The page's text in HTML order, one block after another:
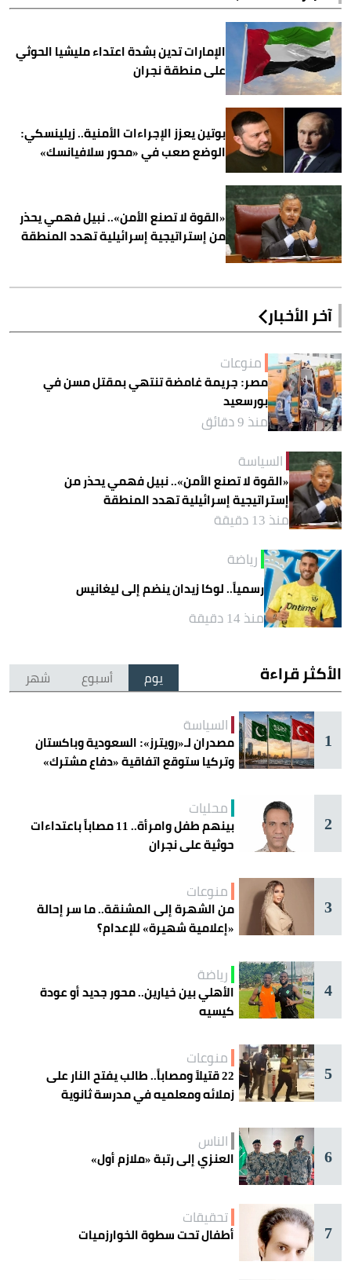
الإمارات تدين بشدة اعتداء مليشيا الحوثي
على منطقة نجران
بوتين يعزز الإجراءات الأمنية.. زيلينسكي:
الوضع صعب في «محور سلافيانسك»
«القوة لا تصنع الأمن».. نبيل فهمي يحذر
من إستراتيجية إسرائيلية تهدد المنطقة
آخر الأخبار
منوعات
مصر: جريمة غامضة تنتهي بمقتل مسن في
بورسعيد
منذ 9 دقائق
السياسة
«القوة لا تصنع الأمن».. نبيل فهمي يحذر من
إستراتيجية إسرائيلية تهدد المنطقة
منذ 13 دقيقة
رياضة
رسمياً.. لوكا زيدان ينضم إلى ليغانيس
منذ 14 دقيقة
الأكثر قراءة يوم أسبوع شهر
1
السياسة
مصدران لـ«رويترز»: السعودية وباكستان
وتركيا ستوقع اتفاقية «دفاع مشترك»
2
محليات
بينهم طفل وامرأة.. 11 مصاباً باعتداءات
حوثية على نجران
3
منوعات
من الشهرة إلى المشنقة.. ما سر إحالة
«إعلامية شهيرة» للإعدام؟
4
رياضة
الأهلي بين خيارين.. محور جديد أو عودة
كيسيه
5
منوعات
22 قتيلاً ومصاباً.. طالب يفتح النار على
زملائه ومعلميه في مدرسة ثانوية
6
الناس
العنزي إلى رتبة «ملازم أول»
7
تحقيقات
أطفال تحت سطوة الخوارزميات